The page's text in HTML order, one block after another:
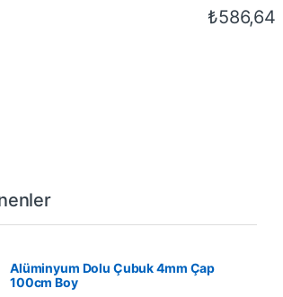
₺586,64
Alüminyum Dolu Çubuk 4mm Çap
100cm Boy